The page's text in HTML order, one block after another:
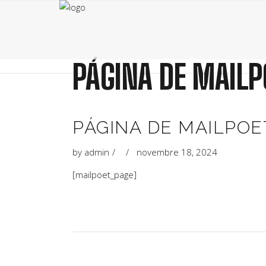
PÁGINA DE
PÁGINA DE
by admin
novembre 18, 2024
[mailpoet_page]